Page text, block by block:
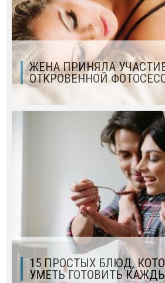
ЖЕНА ПРИНЯЛА
ОТКРОВЕННОЙ
15 ПРОСТЫХ БЛЮД,
УМЕТЬ ГОТОВИТЬ